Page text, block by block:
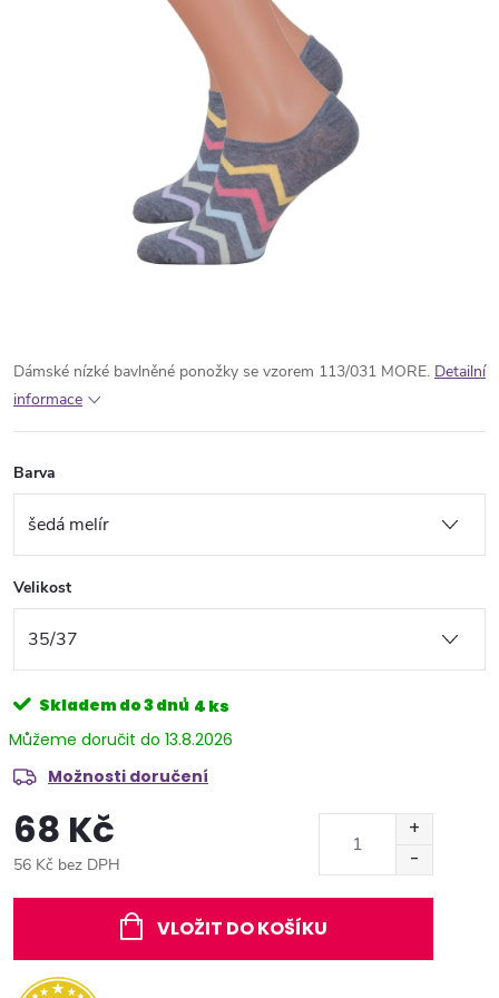
Dámské nízké bavlněné ponožky se vzorem 113/031 MORE. Detailní
informace
Barva
Velikost
Skladem do 3 dnů 4 ks
13.8.2026
Možnosti doručení
68 Kč
56 Kč bez DPH
VLOŽIT DO KOŠÍKU